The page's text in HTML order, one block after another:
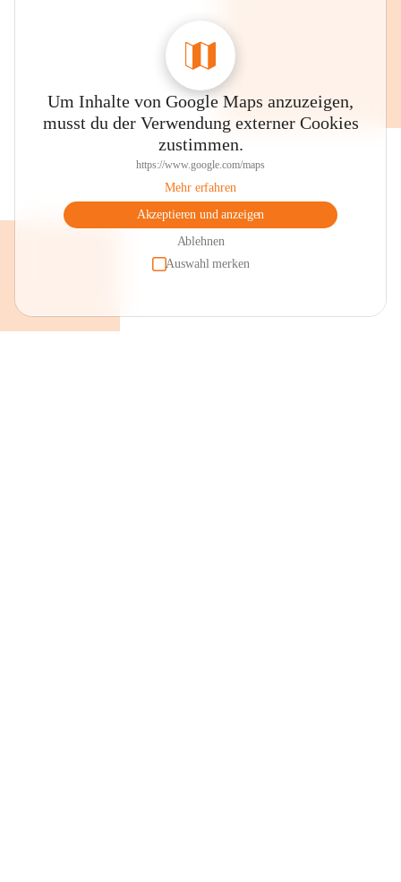
Um Inhalte von Google Maps anzuzeigen,
musst du der Verwendung externer Cookies
zustimmen.
https://www.google.com/maps
Mehr erfahren
Akzeptieren und anzeigen
Ablehnen
Auswahl merken